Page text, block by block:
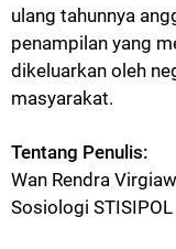
ulang tahunnya
penampilan yang
dikeluarkan oleh
masyarakat.
Tentang Penulis:
Wan Rendra
Sosiologi